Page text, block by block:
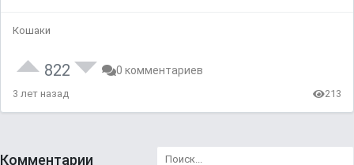
Кошаки
822 0 комментариев
3 лет назад 213
Комментарии